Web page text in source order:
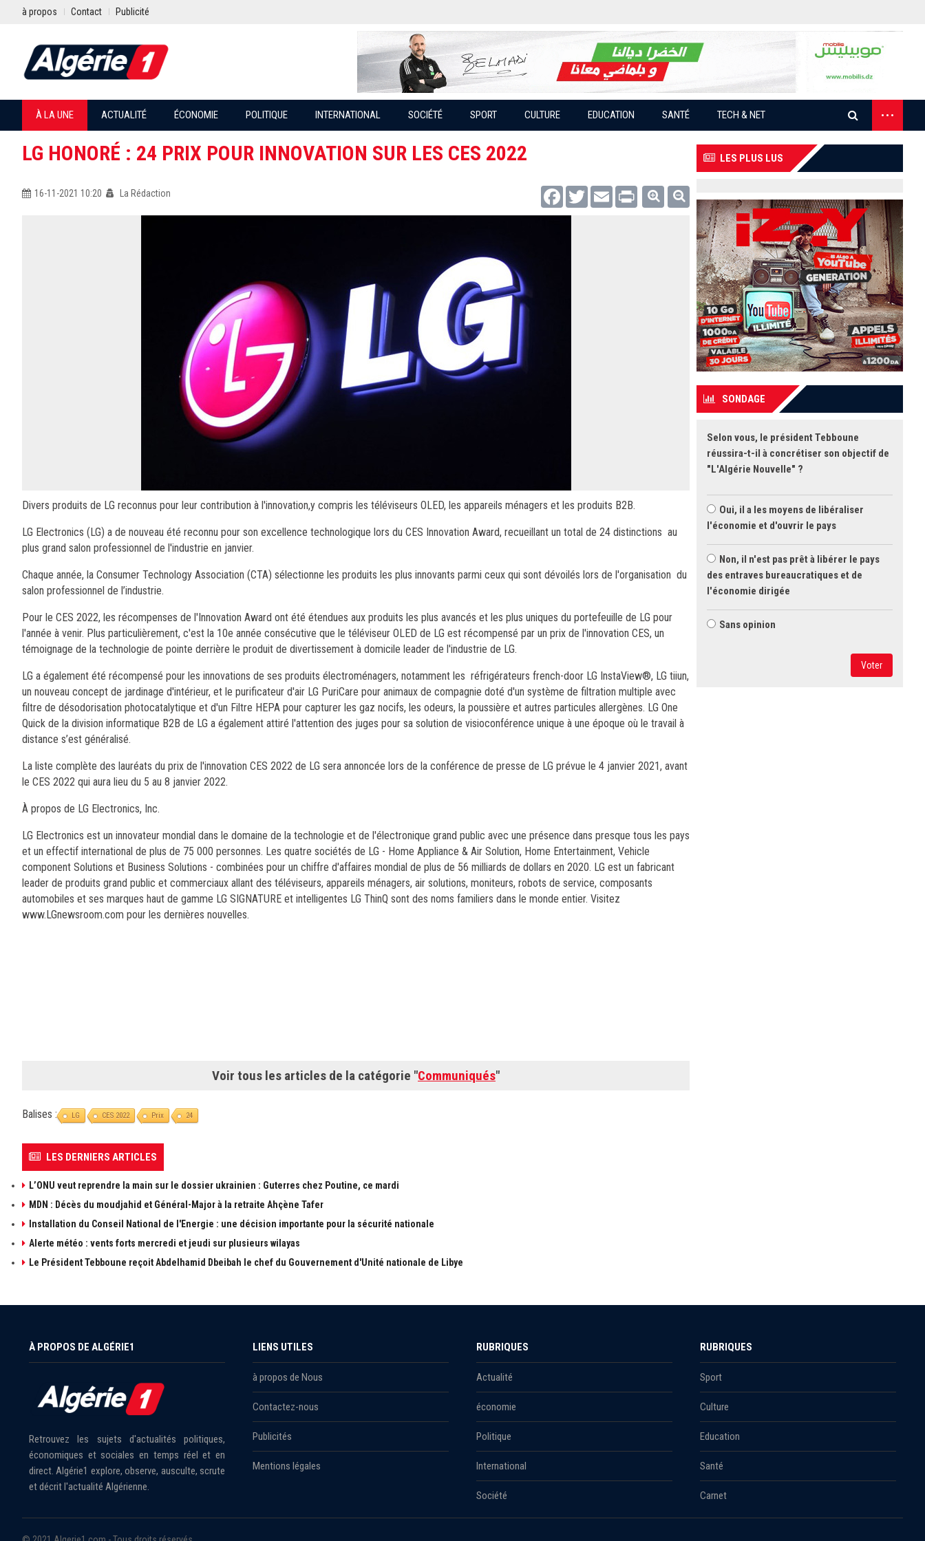
à propos Contact Publicité
À LA UNE ACTUALITÉ ÉCONOMIE POLITIQUE INTERNATIONAL SOCIÉTÉ SPORT CULTURE EDUCATION SANTÉ TECH & NET
...
LG HONORÉ : 24 PRIX POUR INNOVATION SUR LES CES 2022
16-11-2021 10:20 La Rédaction FacebookTwitter Email Print
Divers produits de LG reconnus pour leur contribution à l'innovation,y compris les téléviseurs OLED, les appareils ménagers et les produits B2B.
LG Electronics (LG) a de nouveau été reconnu pour son excellence technologique lors du CES Innovation Award, recueillant un total de 24 distinctions au
plus grand salon professionnel de l'industrie en janvier.
Chaque année, la Consumer Technology Association (CTA) sélectionne les produits les plus innovants parmi ceux qui sont dévoilés lors de l'organisation du
salon professionnel de l’industrie.
Pour le CES 2022, les récompenses de l'Innovation Award ont été étendues aux produits les plus avancés et les plus uniques du portefeuille de LG pour
l'année à venir. Plus particulièrement, c'est la 10e année consécutive que le téléviseur OLED de LG est récompensé par un prix de l'innovation CES, un
témoignage de la technologie de pointe derrière le produit de divertissement à domicile leader de l'industrie de LG.
LG a également été récompensé pour les innovations de ses produits électroménagers, notamment les réfrigérateurs french-door LG InstaView®, LG tiiun,
un nouveau concept de jardinage d'intérieur, et le purificateur d'air LG PuriCare pour animaux de compagnie doté d'un système de filtration multiple avec
filtre de désodorisation photocatalytique et d'un Filtre HEPA pour capturer les gaz nocifs, les odeurs, la poussière et autres particules allergènes. LG One
Quick de la division informatique B2B de LG a également attiré l'attention des juges pour sa solution de visioconférence unique à une époque où le travail à
distance s’est généralisé.
La liste complète des lauréats du prix de l'innovation CES 2022 de LG sera annoncée lors de la conférence de presse de LG prévue le 4 janvier 2021, avant
le CES 2022 qui aura lieu du 5 au 8 janvier 2022.
À propos de LG Electronics, Inc.
LG Electronics est un innovateur mondial dans le domaine de la technologie et de l'électronique grand public avec une présence dans presque tous les pays
et un effectif international de plus de 75 000 personnes. Les quatre sociétés de LG - Home Appliance & Air Solution, Home Entertainment, Vehicle
component Solutions et Business Solutions - combinées pour un chiffre d'affaires mondial de plus de 56 milliards de dollars en 2020. LG est un fabricant
leader de produits grand public et commerciaux allant des téléviseurs, appareils ménagers, air solutions, moniteurs, robots de service, composants
automobiles et ses marques haut de gamme LG SIGNATURE et intelligentes LG ThinQ sont des noms familiers dans le monde entier. Visitez
www.LGnewsroom.com pour les dernières nouvelles.
Voir tous les articles de la catégorie "Communiqués"
Balises : LG CES 2022 Prix 24
LES DERNIERS ARTICLES
L’ONU veut reprendre la main sur le dossier ukrainien : Guterres chez Poutine, ce mardi
MDN : Décès du moudjahid et Général-Major à la retraite Ahçène Tafer
Installation du Conseil National de l'Energie : une décision importante pour la sécurité nationale
Alerte météo : vents forts mercredi et jeudi sur plusieurs wilayas
Le Président Tebboune reçoit Abdelhamid Dbeibah le chef du Gouvernement d'Unité nationale de Libye
LES PLUS LUS
SONDAGE
Selon vous, le président Tebboune
réussira-t-il à concrétiser son objectif de
"L'Algérie Nouvelle" ?
Oui, il a les moyens de libéraliser
l'économie et d'ouvrir le pays
Non, il n'est pas prêt à libérer le pays
des entraves bureaucratiques et de
l'économie dirigée
Sans opinion
Voter
À PROPOS DE ALGÉRIE1
Retrouvez les sujets d'actualités politiques,
économiques et sociales en temps réel et en
direct. Algérie1 explore, observe, ausculte, scrute
et décrit l'actualité Algérienne.
LIENS UTILES
à propos de Nous
Contactez-nous
Publicités
Mentions légales
RUBRIQUES
Actualité
économie
Politique
International
Société
RUBRIQUES
Sport
Culture
Education
Santé
Carnet